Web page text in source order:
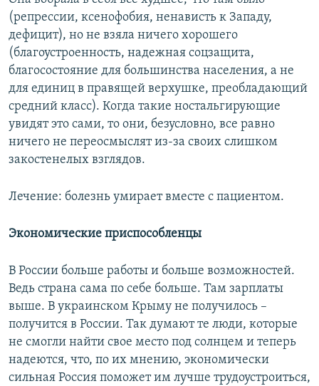
(репрессии, ксенофобия, ненависть к Западу,
дефицит), но не взяла ничего хорошего
(благоустроенность, надежная соцзащита,
благосостояние для большинства населения, а не
для единиц в правящей верхушке, преобладающий
средний класс). Когда такие ностальгирующие
увидят это сами, то они, безусловно, все равно
ничего не переосмыслят из-за своих слишком
закостенелых взглядов.
Лечение: болезнь умирает вместе с пациентом.
Экономические приспособленцы
В России больше работы и больше возможностей.
Ведь страна сама по себе больше. Там зарплаты
выше. В украинском Крыму не получилось –
получится в России. Так думают те люди, которые
не смогли найти свое место под солнцем и теперь
надеются, что, по их мнению, экономически
сильная Россия поможет им лучше трудоустроиться,